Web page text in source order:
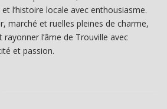
l’histoire locale avec enthousiasme.
marché et ruelles pleines de charme,
rayonner l’âme de Trouville avec
et passion.